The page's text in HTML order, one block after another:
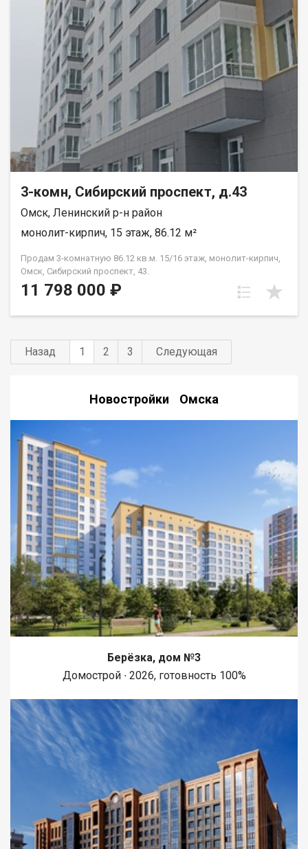
3-комн, Сибирский проспект, д.43
Омск, Ленинский р-н район
монолит-кирпич, 15 этаж, 86.12 м²
Продам 3-комнатную 86.12 кв.м. 15/16 этаж, монолит-кирпич,
Омск, Сибирский проспект, 43.
11 798 000 ₽
Назад 1 2 3 Следующая
Новостройки Омска
Берёзка, дом №3
Домострой ∙ 2026, готовность 100%